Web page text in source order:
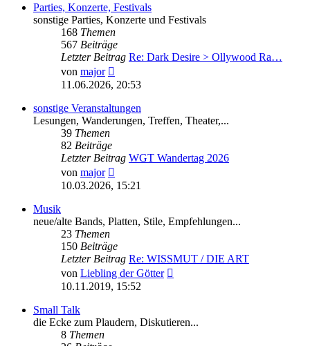
Parties, Konzerte, Festivals
sonstige Parties, Konzerte und Festivals
168 Themen
567 Beiträge
Letzter Beitrag Re: Dark Desire > Ollywood Ra…
von major
Beitrag
11.06.2026, 20:53
sonstige Veranstaltungen
Lesungen, Wanderungen, Treffen, Theater,...
39 Themen
82 Beiträge
Letzter Beitrag WGT Wandertag 2026
von major
Beitrag
10.03.2026, 15:21
Musik
neue/alte Bands, Platten, Stile, Empfehlungen...
23 Themen
150 Beiträge
Letzter Beitrag Re: WISSMUT / DIE ART
von Liebling der Götter
10.11.2019, 15:52
Small Talk
die Ecke zum Plaudern, Diskutieren...
8 Themen